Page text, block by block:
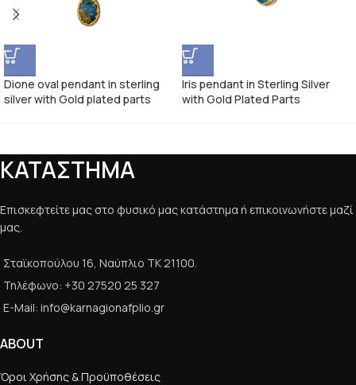
Dione oval pendant in sterling
silver with Gold plated parts
Iris pendant in Sterling Silver
with Gold Plated Parts
ΚΑΤΑΣΤΗΜΑ
Επισκεφτείτε μας στο φυσικό μας κατάστημα ή επικοινωνήστε μαζί
μας.
Σταϊκοπούλου 16, Ναύπλιο ΤΚ 21100.
Τηλέφωνο: +30 27520 25 327
E-Mail: info@karnagionafplio.gr
ABOUT
Όροι Χρήσης & Προϋποθέσεις